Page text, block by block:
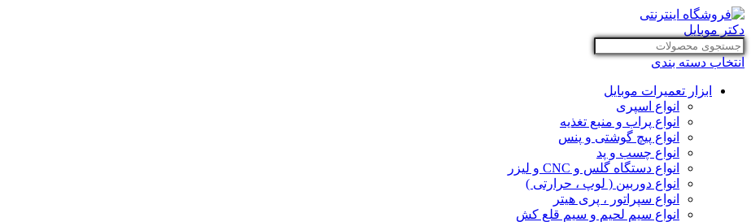
انتخاب دسته بندی
ابزار تعمیرات موبایل
انواع اسپری
انواع پراب و منبع تغذیه
انواع پیچ گوشتی و پنس
انواع چسب و پد
انواع دستگاه گلس و CNC و لیزر
انواع دوربین ( لوپ ، حرارتی )
انواع سپراتور ، پری هیتر
انواع سیم لحیم و سیم قلع کش